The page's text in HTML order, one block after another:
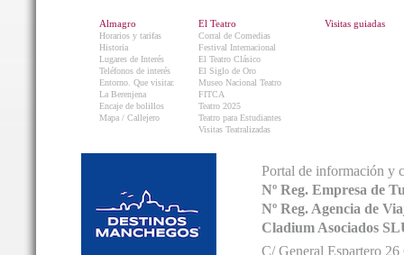
Almagro
Horarios y tarifas
Historia
Lugares de Interés
Teléfonos de interés
Entorno. Que visitar.
La Berenjena
Encaje de bolillos
Mapa / Callejero
El Teatro
Corral de Comedias
Festival Internacional
El Teatro Clásico
El Siglo de Oro
Museo Nacional Teatro
FITCA
Teatro 2025
Teatro para Estudiantes
Visitas Teatralizadas
Visitas guiadas
Portal de información y
Nº Reg. Empresa de
Nº Reg. Agencia de
Cladium Asociados
C/ General Espartero